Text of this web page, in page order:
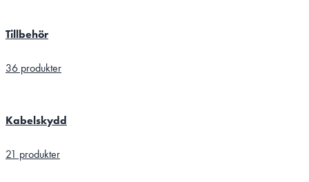
Tillbehör
36 produkter
Kabelskydd
21 produkter